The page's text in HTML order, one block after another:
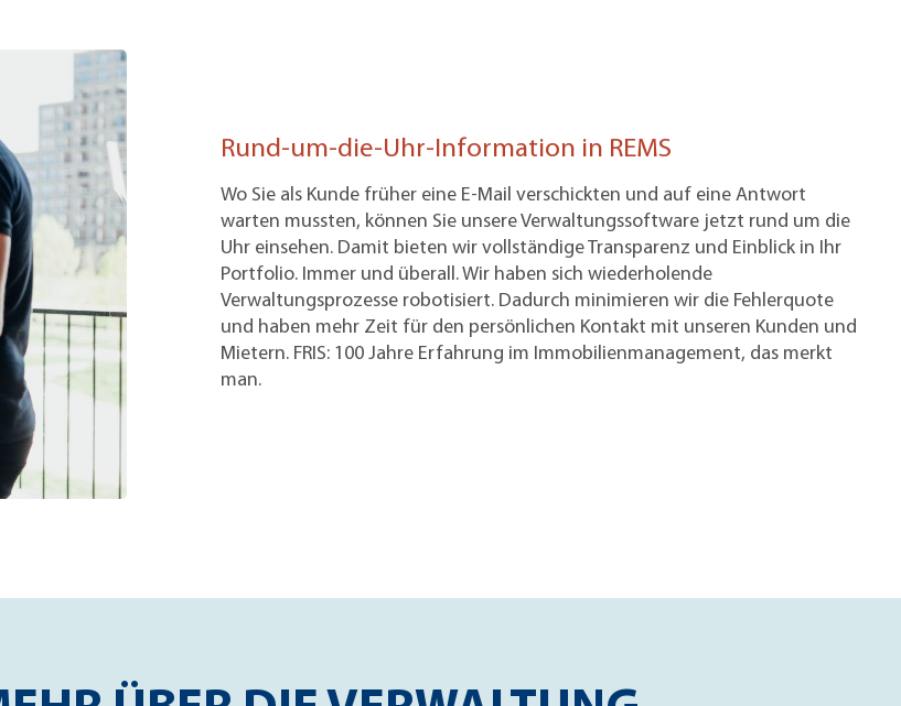
Rund-um-die-Uhr-Information in REMS
Wo Sie als Kunde früher eine E-Mail verschickten und auf eine Antwort
warten mussten, können Sie unsere Verwaltungssoftware jetzt rund um die
Uhr einsehen. Damit bieten wir vollständige Transparenz und Einblick in Ihr
Portfolio. Immer und überall. Wir haben sich wiederholende
Verwaltungsprozesse robotisiert. Dadurch minimieren wir die Fehlerquote
und haben mehr Zeit für den persönlichen Kontakt mit unseren Kunden und
Mietern. FRIS: 100 Jahre Erfahrung im Immobilienmanagement, das merkt
man.